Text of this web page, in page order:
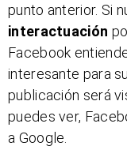
punto anterior. Si
interactuación
Facebook
interesante para
publicación será
puedes ver,
a Google.